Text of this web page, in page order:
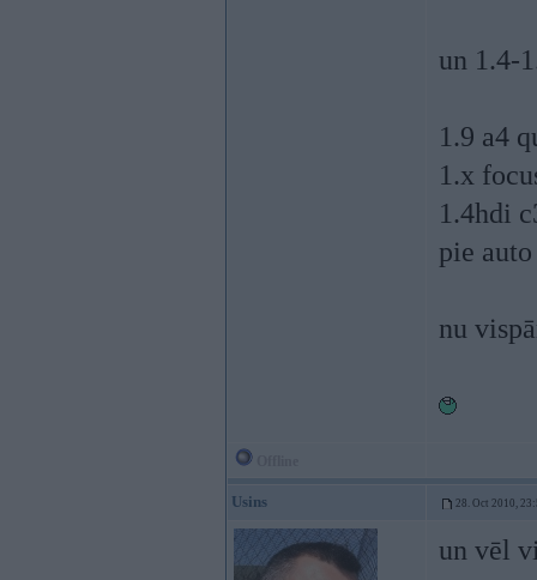
un 1.4-
1.9 a4
1.x
1.4hdi
pie
nu
Usins 28. Oct 2010,
un vēl